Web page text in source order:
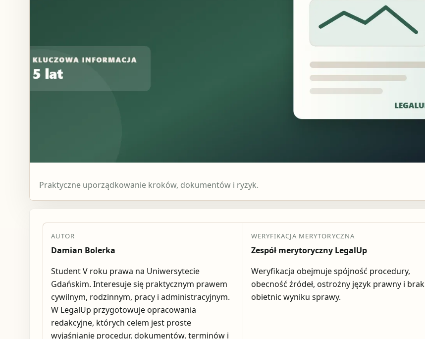
Praktyczne uporządkowanie kroków, dokumentów i ryzyk.
AUTOR
Damian Bolerka
Student V roku prawa na Uniwersytecie
Gdańskim. Interesuje się praktycznym prawem
cywilnym, rodzinnym, pracy i administracyjnym.
W LegalUp przygotowuje opracowania
redakcyjne, których celem jest proste
wyjaśnianie procedur, dokumentów, terminów i
WERYFIKACJA MERYTORYCZNA
Zespół merytoryczny LegalUp
Weryfikacja obejmuje spójność procedury,
obecność źródeł, ostrożny język prawny i brak
obietnic wyniku sprawy.